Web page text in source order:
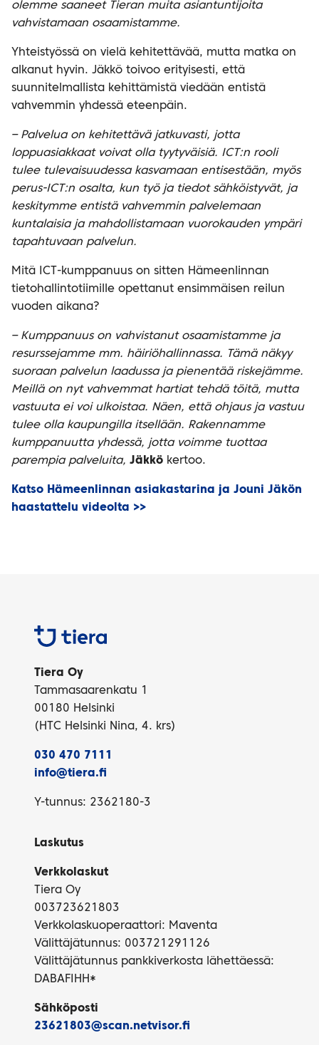
olemme saaneet Tieran muita asiantuntijoita
vahvistamaan osaamistamme.
Yhteistyössä on vielä kehitettävää, mutta matka on
alkanut hyvin. Jäkkö toivoo erityisesti, että
suunnitelmallista kehittämistä viedään entistä
vahvemmin yhdessä eteenpäin.
– Palvelua on kehitettävä jatkuvasti, jotta
loppuasiakkaat voivat olla tyytyväisiä. ICT:n rooli
tulee tulevaisuudessa kasvamaan entisestään, myös
perus-ICT:n osalta, kun työ ja tiedot sähköistyvät, ja
keskitymme entistä vahvemmin palvelemaan
kuntalaisia ja mahdollistamaan vuorokauden ympäri
tapahtuvaan palvelun.
Mitä ICT-kumppanuus on sitten Hämeenlinnan
tietohallintotiimille opettanut ensimmäisen reilun
vuoden aikana?
– Kumppanuus on vahvistanut osaamistamme ja
resurssejamme mm. häiriöhallinnassa. Tämä näkyy
suoraan palvelun laadussa ja pienentää riskejämme.
Meillä on nyt vahvemmat hartiat tehdä töitä, mutta
vastuuta ei voi ulkoistaa. Näen, että ohjaus ja vastuu
tulee olla kaupungilla itsellään. Rakennamme
kumppanuutta yhdessä, jotta voimme tuottaa
parempia palveluita, Jäkkö kertoo.
Katso Hämeenlinnan asiakastarina ja Jouni Jäkön
haastattelu videolta >>
Tiera
Tiera Oy
Tammasaarenkatu 1
00180 Helsinki
(HTC Helsinki Nina, 4. krs)
030 470 7111
info@tiera.fi
Y-tunnus: 2362180-3
Laskutus
Verkkolaskut
Tiera Oy
003723621803
Verkkolaskuoperaattori: Maventa
Välittäjätunnus: 003721291126
Välittäjätunnus pankkiverkosta lähettäessä:
DABAFIHH*
Sähköposti
23621803@scan.netvisor.fi